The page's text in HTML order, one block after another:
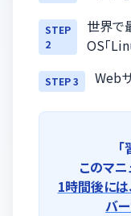
STEP
2
世界で
OS「
STEP 3 Web
このマ
1時間後に
バ